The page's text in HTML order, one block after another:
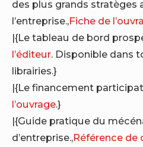
des plus grands stratèges
l’entreprise.,Fiche de
|{Le tableau de bord
l’éditeur. Disponible dans
librairies.}
|{Le financement
l’ouvrage.}
|{Guide pratique du
d’entreprise.,Référence de